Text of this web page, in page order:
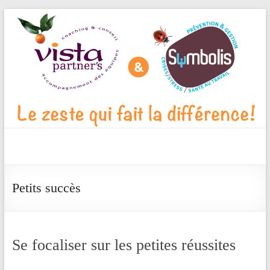
Blog
qui
Petits succès
Se focaliser sur les petites réussites